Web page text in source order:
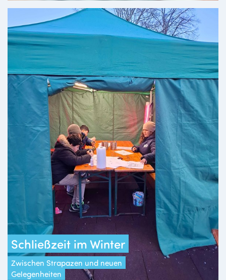
Schließzeit im Winter
Zwischen Strapazen und neuen
Gelegenheiten